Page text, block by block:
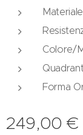
Colore/
Forma
249,00 €